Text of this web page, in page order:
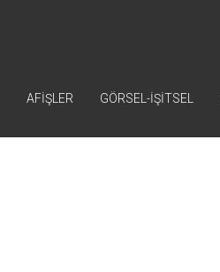
AFİŞLER GÖRSEL-İŞİTSEL